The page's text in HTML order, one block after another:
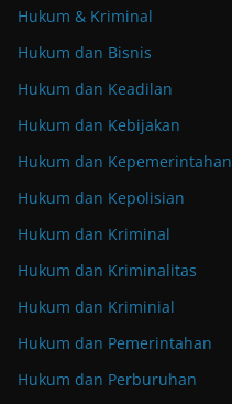
Hukum & Kriminal
Hukum dan Bisnis
Hukum dan Keadilan
Hukum dan Kebijakan
Hukum dan Kepemerintahan
Hukum dan Kepolisian
Hukum dan Kriminal
Hukum dan Kriminalitas
Hukum dan Kriminial
Hukum dan Pemerintahan
Hukum dan Perburuhan